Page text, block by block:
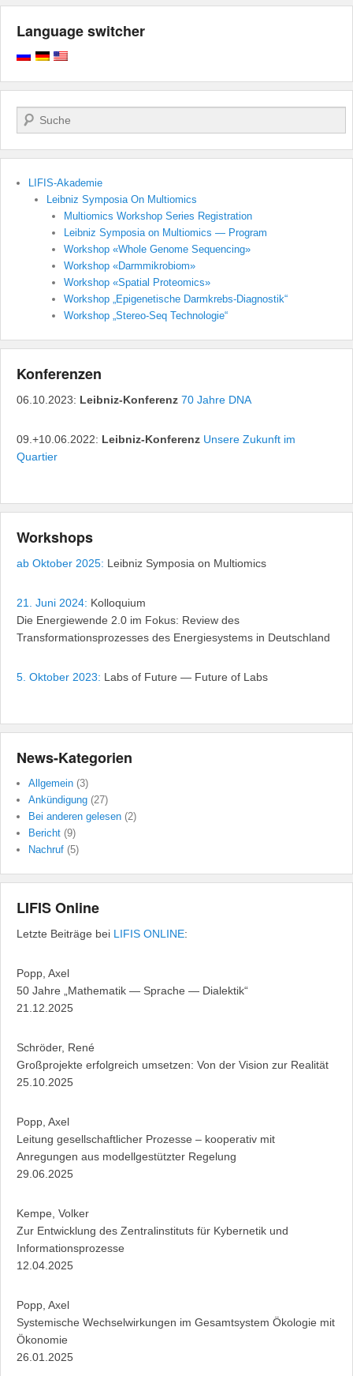
Language switcher
Поиск
LIFIS-Akademie
Leibniz Symposia On Multiomics
Multiomics Workshop Series Registration
Leibniz Symposia on Multiomics — Program
Workshop «Whole Genome Sequencing»
Workshop «Darmmikrobiom»
Workshop «Spatial Proteomics»
Workshop „Epigenetische Darmkrebs-Diagnostik“
Workshop „Stereo-Seq Technologie“
Konferenzen
06.10.2023: Leibniz-Konferenz 70 Jahre DNA
09.+10.06.2022: Leibniz-Konferenz Unsere Zukunft im
Quartier
Workshops
ab Oktober 2025: Leibniz Symposia on Multiomics
21. Juni 2024: Kolloquium
Die Energiewende 2.0 im Fokus: Review des
Transformationsprozesses des Energiesystems in Deutschland
5. Oktober 2023: Labs of Future — Future of Labs
News-Kategorien
Allgemein (3)
Ankündigung (27)
Bei anderen gelesen (2)
Bericht (9)
Nachruf (5)
LIFIS Online
Letzte Beiträge bei LIFIS ONLINE:
Popp, Axel
50 Jahre „Mathematik — Sprache — Dialektik“
21.12.2025
Schröder, René
Großprojekte erfolgreich umsetzen: Von der Vision zur Realität
25.10.2025
Popp, Axel
Leitung gesellschaftlicher Prozesse – kooperativ mit
Anregungen aus modellgestützter Regelung
29.06.2025
Kempe, Volker
Zur Entwicklung des Zentralinstituts für Kybernetik und
Informationsprozesse
12.04.2025
Popp, Axel
Systemische Wechselwirkungen im Gesamtsystem Ökologie mit
Ökonomie
26.01.2025